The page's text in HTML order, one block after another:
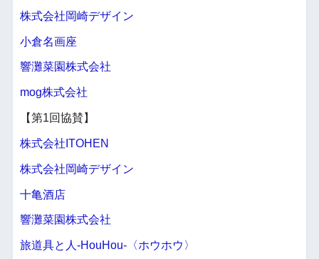
株式会社岡崎デザイン
小倉名画座
響灘菜園株式会社
mog株式会社
【第1回協賛】
株式会社ITOHEN
株式会社岡崎デザイン
十亀酒店
響灘菜園株式会社
旅道具と人-HouHou-〈ホウホウ〉